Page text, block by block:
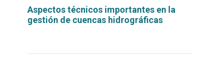
Aspectos técnicos importantes en la
gestión de cuencas hidrográficas